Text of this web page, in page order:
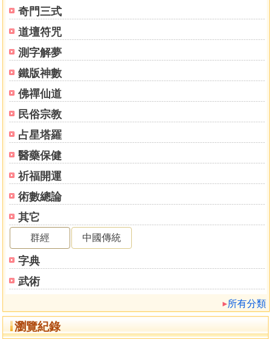
奇門三式
道壇符咒
測字解夢
鐵版神數
佛禪仙道
民俗宗教
占星塔羅
醫藥保健
祈福開運
術數總論
其它
群經 中國傳統
字典
武術
所有分類
瀏覽紀錄